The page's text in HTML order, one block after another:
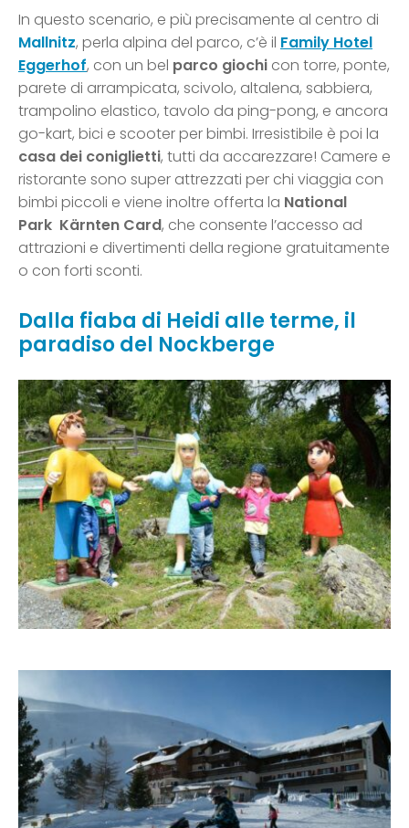
In questo scenario, e più precisamente al centro di
Mallnitz, perla alpina del parco, c’è il Family Hotel
Eggerhof, con un bel parco giochi con torre, ponte,
parete di arrampicata, scivolo, altalena, sabbiera,
trampolino elastico, tavolo da ping-pong, e ancora
go-kart, bici e scooter per bimbi. Irresistibile è poi la
casa dei coniglietti, tutti da accarezzare! Camere e
ristorante sono super attrezzati per chi viaggia con
bimbi piccoli e viene inoltre offerta la National
Park Kärnten Card, che consente l’accesso ad
attrazioni e divertimenti della regione gratuitamente
o con forti sconti.
Dalla fiaba di Heidi alle terme, il
paradiso del Nockberge